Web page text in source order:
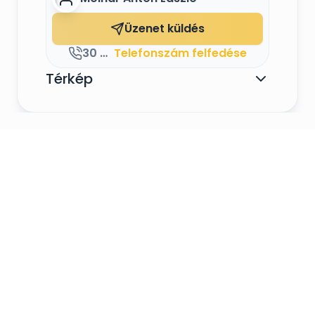
Szólóban, vagy Tihanyi Erzsébet énekesnőmmel
vállalok esküvőket, a párokkal egyeztetett DJ
műsor kiegészítéssel.Üzenet küldés
30 972 1826 Telefonszám felfedése
Térkép